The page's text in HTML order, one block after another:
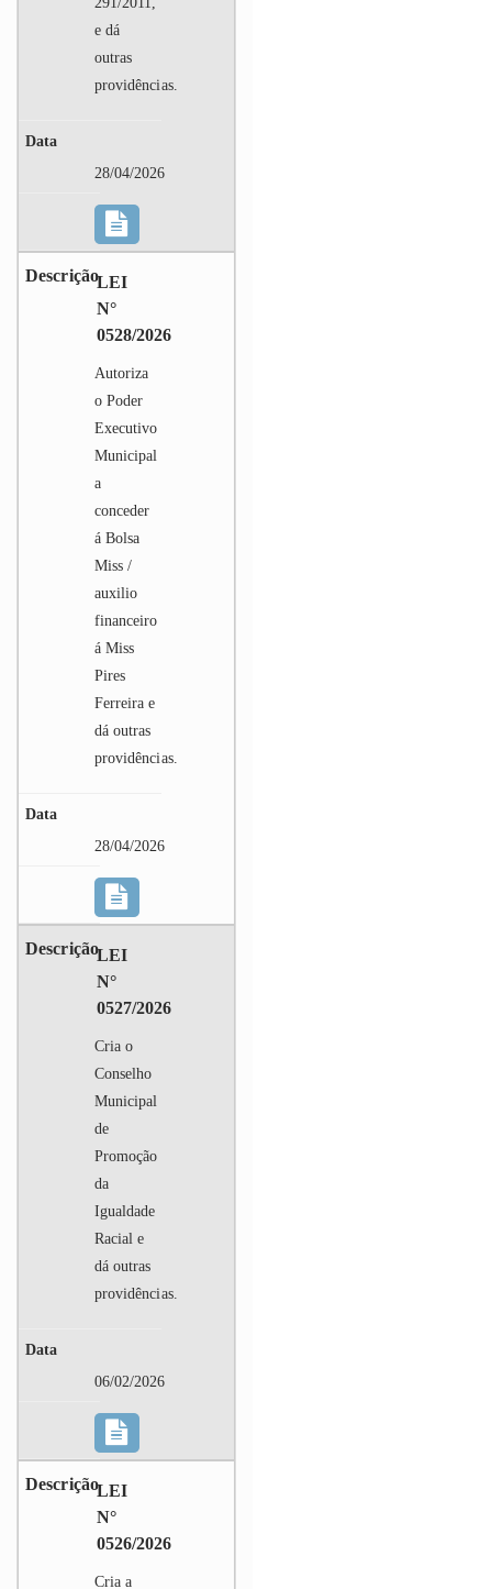
e dá
outras
providências.
28/04/2026
LEI
N°
0528/2026
Autoriza
o Poder
Executivo
Municipal
a
conceder
á Bolsa
Miss /
auxilio
financeiro
á Miss
Pires
Ferreira e
dá outras
providências.
28/04/2026
LEI
N°
0527/2026
Cria o
Conselho
Municipal
de
Promoção
da
Igualdade
Racial e
dá outras
providências.
06/02/2026
LEI
N°
0526/2026
Cria a